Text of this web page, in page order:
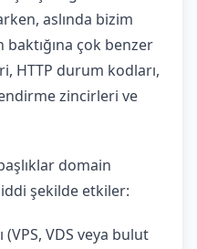
aslında bizim
çok benzer
HTTP durum kodları,
zincirleri ve
domain
şekilde etkiler:
(VPS, VDS veya bulut